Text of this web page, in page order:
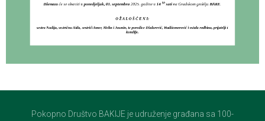
Pokopno Društvo BAKIJE je udruženje građana sa 100-